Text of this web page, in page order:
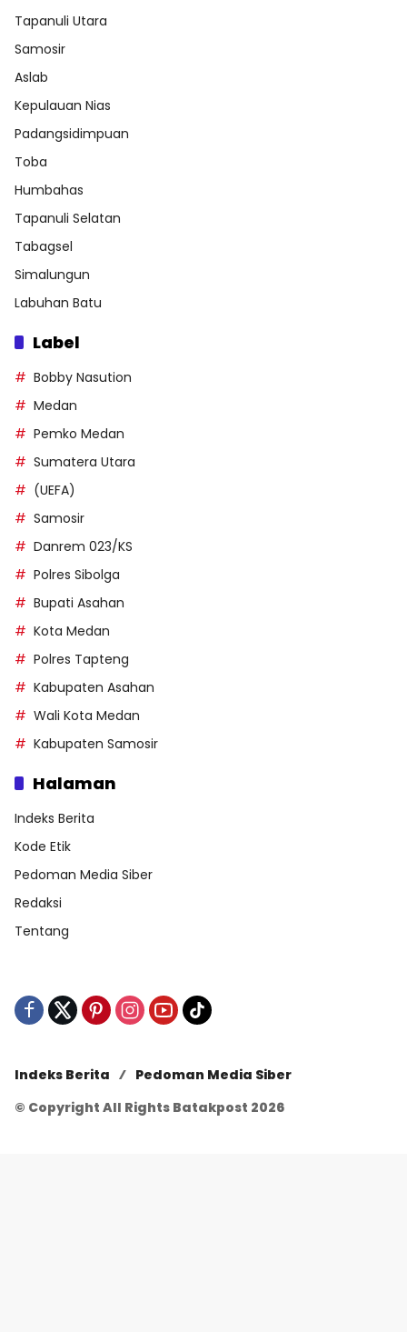
Tapanuli Utara
Samosir
Aslab
Kepulauan Nias
Padangsidimpuan
Toba
Humbahas
Tapanuli Selatan
Tabagsel
Simalungun
Labuhan Batu
Label
Bobby Nasution
Medan
Pemko Medan
Sumatera Utara
(UEFA)
Samosir
Danrem 023/KS
Polres Sibolga
Bupati Asahan
Kota Medan
Polres Tapteng
Kabupaten Asahan
Wali Kota Medan
Kabupaten Samosir
Halaman
Indeks Berita
Kode Etik
Pedoman Media Siber
Redaksi
Tentang
Indeks Berita
Pedoman Media Siber
© Copyright All Rights Batakpost 2026